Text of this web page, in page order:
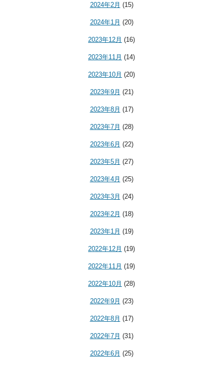
2024年2月 (15)
2024年1月 (20)
2023年12月 (16)
2023年11月 (14)
2023年10月 (20)
2023年9月 (21)
2023年8月 (17)
2023年7月 (28)
2023年6月 (22)
2023年5月 (27)
2023年4月 (25)
2023年3月 (24)
2023年2月 (18)
2023年1月 (19)
2022年12月 (19)
2022年11月 (19)
2022年10月 (28)
2022年9月 (23)
2022年8月 (17)
2022年7月 (31)
2022年6月 (25)